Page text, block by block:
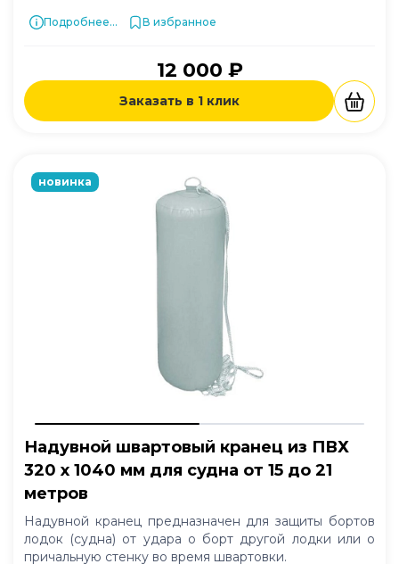
Подробнее... В избранное
12 000 ₽
Заказать в 1 клик
новинка
Надувной швартовый кранец из ПВХ
320 x 1040 мм для судна от 15 до 21
метров
Надувной кранец предназначен для защиты бортов
лодок (судна) от удара о борт другой лодки или о
причальную стенку во время швартовки.